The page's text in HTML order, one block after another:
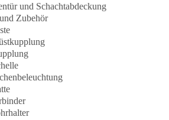
und Schachtabdeckung
Zubehör